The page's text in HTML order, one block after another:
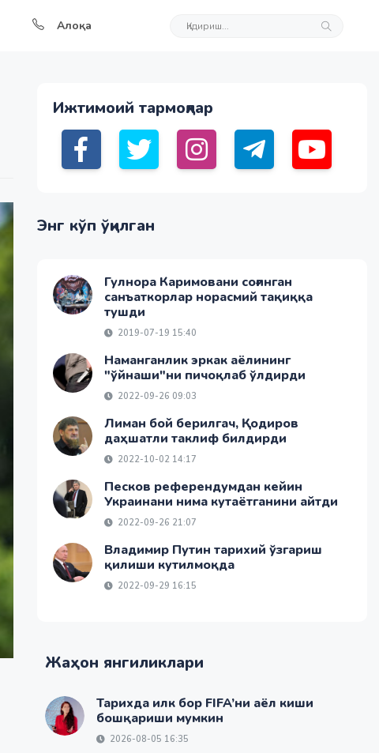
Алоқа
Ижтимоий тармоқлар
Энг кўп ўқилган
Гулнора Каримовани соғинган
санъаткорлар норасмий тақиққа
тушди
2019-07-19 15:40
Наманганлик эркак аёлининг
"ўйнаши"ни пичоқлаб ўлдирди
2022-09-26 09:03
Лиман бой берилгач, Қодиров
даҳшатли таклиф билдирди
2022-10-02 14:17
Песков референдумдан кейин
Украинани нима кутаётганини айтди
2022-09-26 21:07
Владимир Путин тарихий ўзгариш
қилиши кутилмоқда
2022-09-29 16:15
Жаҳон янгиликлари
Тарихда илк бор FIFA’ни аёл киши
бошқариши мумкин
2026-08-05 16:35